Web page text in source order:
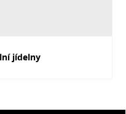
jídelny